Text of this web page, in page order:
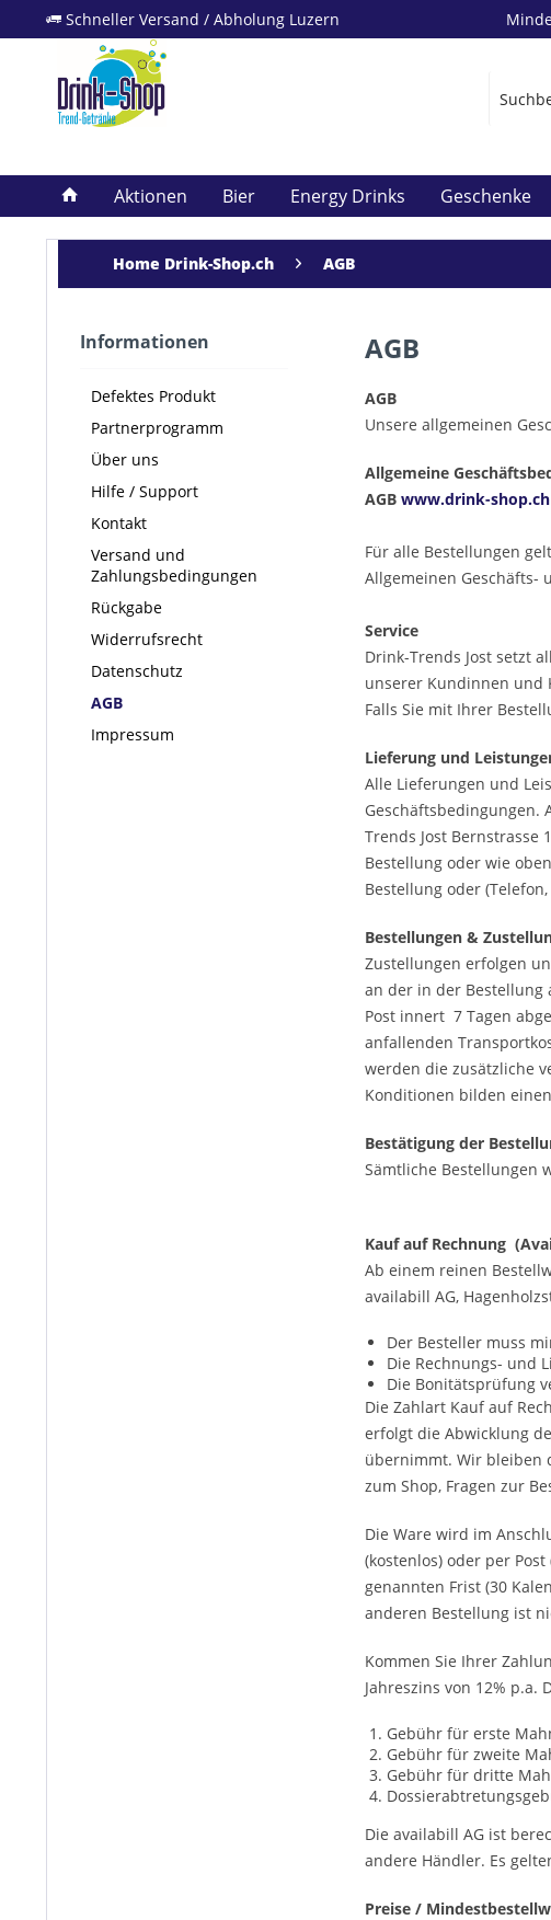
Schneller Versand / Abholung Luzern
Aktionen Bier Energy Drinks Geschenke
Home Drink-Shop.ch AGB
Informationen
Defektes Produkt
Partnerprogramm
Über uns
Hilfe / Support
Kontakt
Versand und
Zahlungsbedingungen
Rückgabe
Widerrufsrecht
Datenschutz
AGB
Impressum
AGB
AGB
Unsere allgemeinen
Allgemeine
AGB www.drink-shop.ch
Für alle Bestellungen
Allgemeinen Geschäfts-
Service
Drink-Trends Jost setzt
unserer Kundinnen und
Falls Sie mit Ihrer
Lieferung und
Alle Lieferungen und
Geschäftsbedingungen.
Trends Jost
Bestellung oder wie
Bestellung oder
Bestellungen &
Zustellungen erfolgen
an der in der Bestellung
Post innert 7 Tagen
anfallenden
werden die zusätzliche
Konditionen bilden
Bestätigung der
Sämtliche Bestellungen
Kauf auf Rechnung
Ab einem reinen
availabill AG,
Der Besteller muss
Die Rechnungs- und
Die Bonitätsprüfung
Die Zahlart Kauf auf
erfolgt die Abwicklung
übernimmt. Wir bleiben
zum Shop, Fragen zur
Die Ware wird im
(kostenlos) oder per
genannten Frist (30
anderen Bestellung ist
Kommen Sie Ihrer
Jahreszins von 12%
Gebühr für erste
Gebühr für zweite
Gebühr für dritte
Die availabill AG ist
andere Händler. Es
Preise /